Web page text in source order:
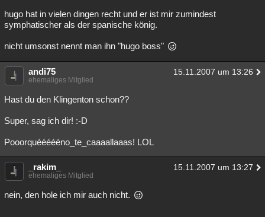
hugo hat in vielen dingen recht und er ist mir zumindest
symphatischer als der spanische könig.
nicht umsonst nennt man ihn "hugo boss"
andi75 15.11.2007 um 13:26
ehemaliges Mitglied
Hast du den Klingenton schon??
Super, sag ich dir! :-D
Pooorquéééééno_te_caaaallaaas! LOL
_rakim_ 15.11.2007 um 13:27
ehemaliges Mitglied
nein, den hole ich mir auch nicht.